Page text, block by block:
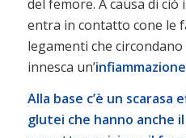
del femore. A causa di
entra in contatto cone le
legamenti che
innesca un’
Alla base c’è un scarasa
glutei che hanno anche